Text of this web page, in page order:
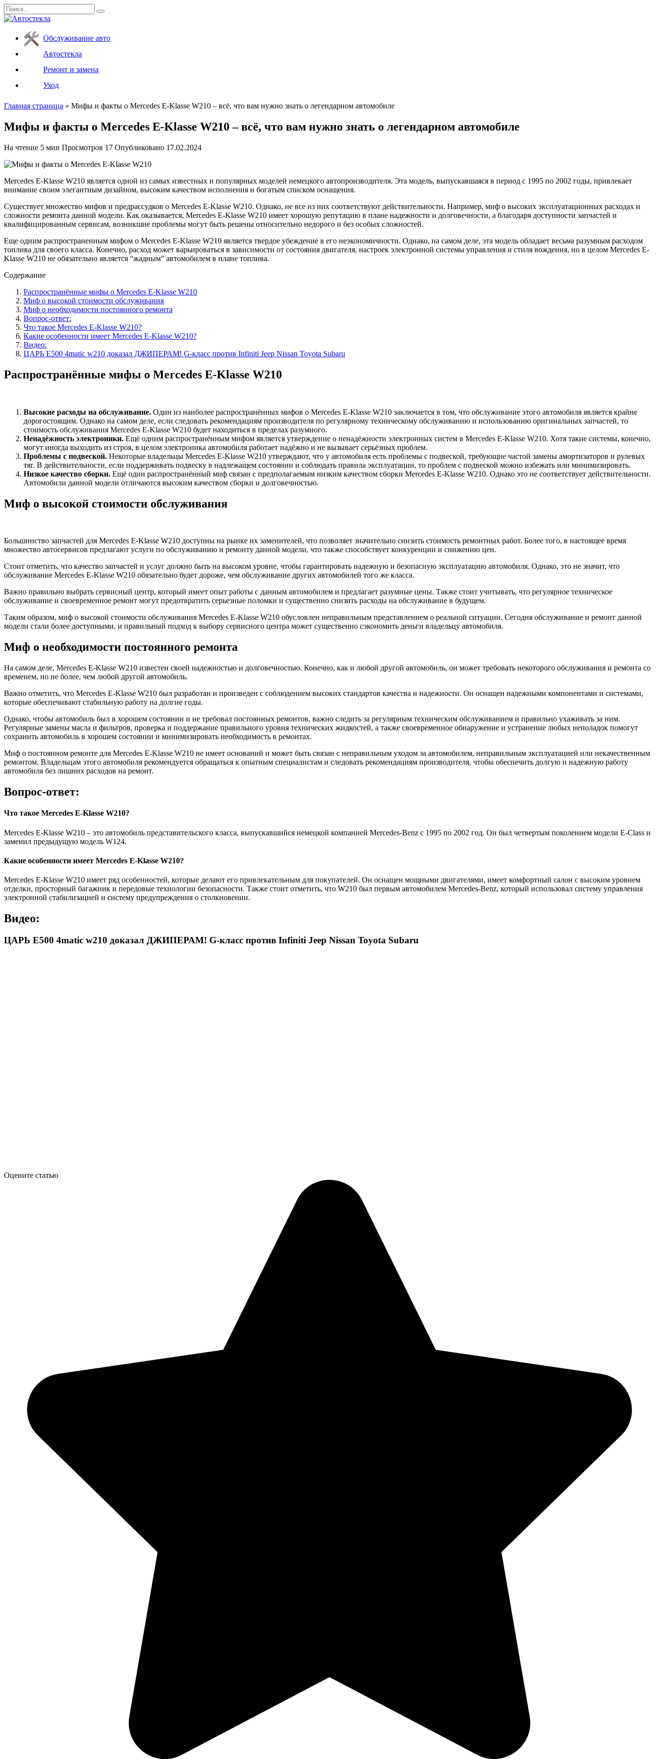
Перейти
к
Search
for:
Обслуживание авто
Автостекла
Ремонт и замена
Уход
Главная страница » Мифы и факты о Mercedes E-Klasse W210 – всё, что вам нужно знать о легендарном автомобиле
Мифы и факты о Mercedes E-Klasse W210 – всё, что вам нужно знать о легендарном автомобиле
На чтение 5 мин Просмотров 17 Опубликовано 17.02.2024
Mercedes E-Klasse W210 является одной из самых известных и популярных моделей немецкого автопроизводителя. Эта модель, выпускавшаяся в период с 1995 по 2002 годы, привлекает
внимание своим элегантным дизайном, высоким качеством исполнения и богатым списком оснащения.
Существует множество мифов и предрассудков о Mercedes E-Klasse W210. Однако, не все из них соответствуют действительности. Например, миф о высоких эксплуатационных расходах и
сложности ремонта данной модели. Как оказывается, Mercedes E-Klasse W210 имеет хорошую репутацию в плане надежности и долговечности, а благодаря доступности запчастей и
квалифицированным сервисам, возникшие проблемы могут быть решены относительно недорого и без особых сложностей.
Еще одним распространенным мифом о Mercedes E-Klasse W210 является твердое убеждение в его неэкономичности. Однако, на самом деле, эта модель обладает весьма разумным расходом
топлива для своего класса. Конечно, расход может варьироваться в зависимости от состояния двигателя, настроек электронной системы управления и стиля вождения, но в целом Mercedes E-
Klasse W210 не обязательно является “жадным” автомобилем в плане топлива.
Содержание
Распространённые мифы о Mercedes E-Klasse W210
Миф о высокой стоимости обслуживания
Миф о необходимости постоянного ремонта
Вопрос-ответ:
Что такое Mercedes E-Klasse W210?
Какие особенности имеет Mercedes E-Klasse W210?
Видео:
ЦАРЬ E500 4matic w210 доказал ДЖИПЕРАМ! G-класс против Infiniti Jeep Nissan Toyota Subaru
Распространённые мифы о Mercedes E-Klasse W210
Высокие расходы на обслуживание. Один из наиболее распространённых мифов о Mercedes E-Klasse W210 заключается в том, что обслуживание этого автомобиля является крайне
дорогостоящим. Однако на самом деле, если следовать рекомендациям производителя по регулярному техническому обслуживанию и использованию оригинальных запчастей, то
стоимость обслуживания Mercedes E-Klasse W210 будет находиться в пределах разумного.
Ненадёжность электроники. Ещё одним распространённым мифом является утверждение о ненадёжности электронных систем в Mercedes E-Klasse W210. Хотя такие системы, конечно,
могут иногда выходить из строя, в целом электроника автомобиля работает надёжно и не вызывает серьёзных проблем.
Проблемы с подвеской. Некоторые владельцы Mercedes E-Klasse W210 утверждают, что у автомобиля есть проблемы с подвеской, требующие частой замены амортизаторов и рулевых
тяг. В действительности, если поддерживать подвеску в надлежащем состоянии и соблюдать правила эксплуатации, то проблем с подвеской можно избежать или минимизировать.
Низкое качество сборки. Ещё один распространённый миф связан с предполагаемым низким качеством сборки Mercedes E-Klasse W210. Однако это не соответствует действительности.
Автомобили данной модели отличаются высоким качеством сборки и долговечностью.
Миф о высокой стоимости обслуживания
Большинство запчастей для Mercedes E-Klasse W210 доступны на рынке их заменителей, что позволяет значительно снизить стоимость ремонтных работ. Более того, в настоящее время
множество автосервисов предлагают услуги по обслуживанию и ремонту данной модели, что также способствует конкуренции и снижению цен.
Стоит отметить, что качество запчастей и услуг должно быть на высоком уровне, чтобы гарантировать надежную и безопасную эксплуатацию автомобиля. Однако, это не значит, что
обслуживание Mercedes E-Klasse W210 обязательно будет дороже, чем обслуживание других автомобилей того же класса.
Важно правильно выбрать сервисный центр, который имеет опыт работы с данным автомобилем и предлагает разумные цены. Также стоит учитывать, что регулярное техническое
обслуживание и своевременное ремонт могут предотвратить серьезные поломки и существенно снизить расходы на обслуживание в будущем.
Таким образом, миф о высокой стоимости обслуживания Mercedes E-Klasse W210 обусловлен неправильным представлением о реальной ситуации. Сегодня обслуживание и ремонт данной
модели стали более доступными, и правильный подход к выбору сервисного центра может существенно сэкономить деньги владельцу автомобиля.
Миф о необходимости постоянного ремонта
На самом деле, Mercedes E-Klasse W210 известен своей надежностью и долговечностью. Конечно, как и любой другой автомобиль, он может требовать некоторого обслуживания и ремонта со
временем, но не более, чем любой другой автомобиль.
Важно отметить, что Mercedes E-Klasse W210 был разработан и произведен с соблюдением высоких стандартов качества и надежности. Он оснащен надежными компонентами и системами,
которые обеспечивают стабильную работу на долгие годы.
Однако, чтобы автомобиль был в хорошем состоянии и не требовал постоянных ремонтов, важно следить за регулярным техническим обслуживанием и правильно ухаживать за ним.
Регулярные замены масла и фильтров, проверка и поддержание правильного уровня технических жидкостей, а также своевременное обнаружение и устранение любых неполадок помогут
сохранить автомобиль в хорошем состоянии и минимизировать необходимость в ремонтах.
Миф о постоянном ремонте для Mercedes E-Klasse W210 не имеет оснований и может быть связан с неправильным уходом за автомобилем, неправильным эксплуатацией или некачественным
ремонтом. Владельцам этого автомобиля рекомендуется обращаться к опытным специалистам и следовать рекомендациям производителя, чтобы обеспечить долгую и надежную работу
автомобиля без лишних расходов на ремонт.
Вопрос-ответ:
Что такое Mercedes E-Klasse W210?
Mercedes E-Klasse W210 – это автомобиль представительского класса, выпускавшийся немецкой компанией Mercedes-Benz с 1995 по 2002 год. Он был четвертым поколением модели E-Class и
заменил предыдущую модель W124.
Какие особенности имеет Mercedes E-Klasse W210?
Mercedes E-Klasse W210 имеет ряд особенностей, которые делают его привлекательным для покупателей. Он оснащен мощными двигателями, имеет комфортный салон с высоким уровнем
отделки, просторный багажник и передовые технологии безопасности. Также стоит отметить, что W210 был первым автомобилем Mercedes-Benz, который использовал систему управления
электронной стабилизацией и систему предупреждения о столкновении.
Видео:
ЦАРЬ E500 4matic w210 доказал ДЖИПЕРАМ! G-класс против Infiniti Jeep Nissan Toyota Subaru
Оцените статью